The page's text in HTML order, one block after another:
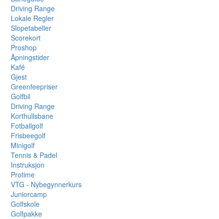
Driving Range
Lokale Regler
Slopetabeller
Scorekort
Proshop
Åpningstider
Kafé
Gjest
Greenfeepriser
Golfbil
Driving Range
Korthullsbane
Fotballgolf
Frisbeegolf
Minigolf
Tennis & Padel
Instruksjon
Protime
VTG - Nybegynnerkurs
Juniorcamp
Golfskole
Golfpakke